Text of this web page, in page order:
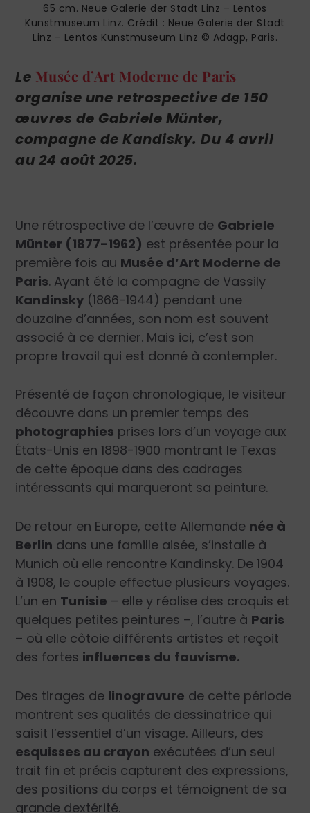
65 cm. Neue Galerie der Stadt Linz – Lentos
Kunstmuseum Linz. Crédit : Neue Galerie der Stadt
Linz – Lentos Kunstmuseum Linz © Adagp, Paris.
Le Musée d’Art Moderne de Paris
organise une retrospective de 150
œuvres de Gabriele Münter,
compagne de Kandisky.Du 4 avril
au 24 août 2025.
Une rétrospective de l’œuvre de Gabriele
Münter (1877-1962) est présentée pour la
première fois au Musée d’Art Moderne de
Paris. Ayant été la compagne de Vassily
Kandinsky (1866-1944) pendant une
douzaine d’années, son nom est souvent
associé à ce dernier. Mais ici, c’est son
propre travail qui est donné à contempler.
Présenté de façon chronologique, le visiteur
découvre dans un premier temps des
photographies prises lors d’un voyage aux
États-Unis en 1898-1900 montrant le Texas
de cette époque dans des cadrages
intéressants qui marqueront sa peinture.
De retour en Europe, cette Allemande née à
Berlin dans une famille aisée, s’installe à
Munich où elle rencontre Kandinsky. De 1904
à 1908, le couple effectue plusieurs voyages.
L’un en Tunisie – elle y réalise des croquis et
quelques petites peintures –, l’autre à Paris
– où elle côtoie différents artistes et reçoit
des fortes influences du fauvisme.
Des tirages de linogravure de cette période
montrent ses qualités de dessinatrice qui
saisit l’essentiel d’un visage. Ailleurs, des
esquisses au crayon exécutées d’un seul
trait fin et précis capturent des expressions,
des positions du corps et témoignent de sa
grande dextérité.